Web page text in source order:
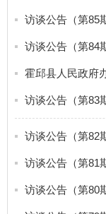
访谈公告（第
访谈公告（第